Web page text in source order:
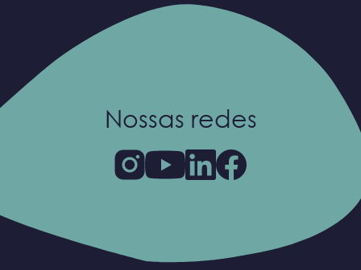
Nossas redes